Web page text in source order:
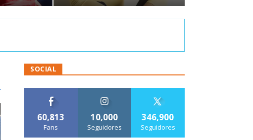
SOCIAL
60,813
Fans
10,000
Seguidores
346,900
Seguidores